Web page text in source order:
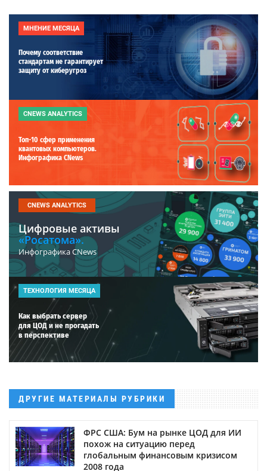
МНЕНИЕ МЕСЯЦА
Почему соответствие
стандартам не гарантирует
защиту от киберугроз
CNEWS ANALYTICS
Топ-10 сфер применения
квантовых компьютеров.
Инфографика CNews
CNEWS ANALYTICS
Цифровые активы
«Росатома».
Инфографика CNews
ТЕХНОЛОГИЯ МЕСЯЦА
Как выбрать сервер
для ЦОД и не прогадать
в перспективе
ДРУГИЕ МАТЕРИАЛЫ РУБРИКИ
ФРС США: Бум на рынке ЦОД для ИИ
похож на ситуацию перед
глобальным финансовым кризисом
2008 года